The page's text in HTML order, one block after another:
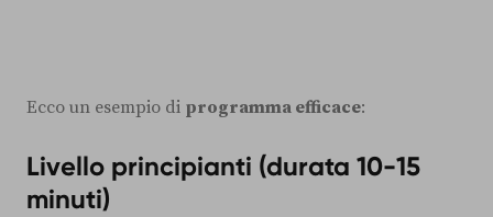
Ecco un esempio di programma efficace:
Livello principianti (durata 10-15
minuti)